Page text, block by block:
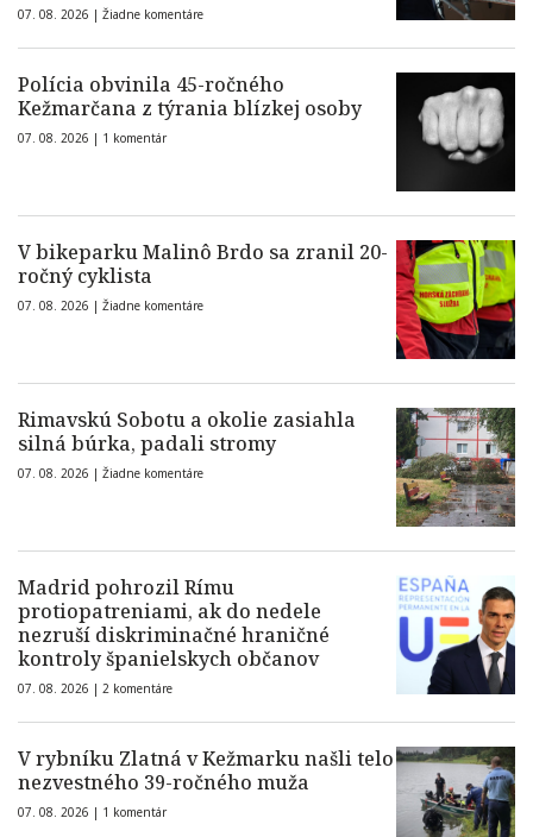
07. 08. 2026 | Žiadne komentáre
Polícia obvinila 45-ročného
Kežmarčana z týrania blízkej osoby
07. 08. 2026 | 1 komentár
V bikeparku Malinô Brdo sa zranil 20-
ročný cyklista
07. 08. 2026 | Žiadne komentáre
Rimavskú Sobotu a okolie zasiahla
silná búrka, padali stromy
07. 08. 2026 | Žiadne komentáre
Madrid pohrozil Rímu
protiopatreniami, ak do nedele
nezruší diskriminačné hraničné
kontroly španielskych občanov
07. 08. 2026 | 2 komentáre
V rybníku Zlatná v Kežmarku našli telo
nezvestného 39-ročného muža
07. 08. 2026 | 1 komentár